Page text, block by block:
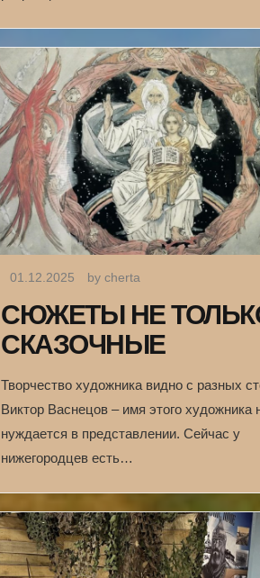
01.12.2025 by cherta
СЮЖЕТЫ НЕ
СКАЗОЧНЫЕ
Творчество художника видно с разных
Виктор Васнецов – имя этого художника
нуждается в представлении. Сейчас у
нижегородцев есть…